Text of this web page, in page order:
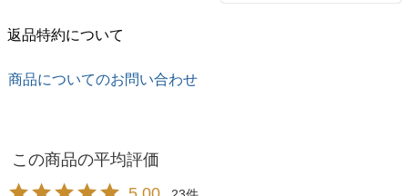
返品特約について
商品についてのお問い合わせ